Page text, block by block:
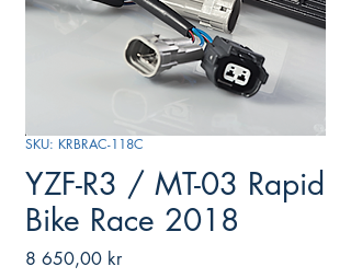
SKU: KRBRAC-118C
YZF-R3 / MT-03 Rapid
Bike Race 2018
8 650,00 krPris